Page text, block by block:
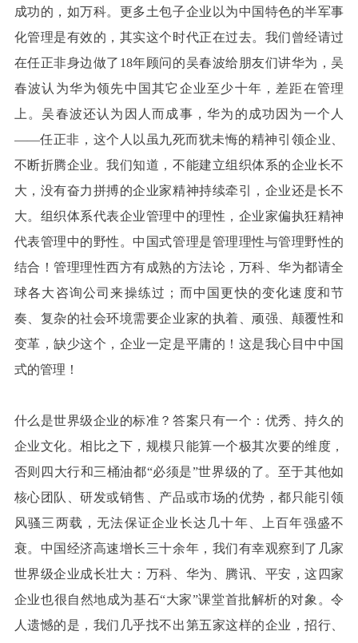
成功的，如万科。更多土包子企业以为中国特色的半军事
化管理是有效的，其实这个时代正在过去。我们曾经请过
在任正非身边做了18年顾问的吴春波给朋友们讲华为，吴
春波认为华为领先中国其它企业至少十年，差距在管理
上。吴春波还认为因人而成事，华为的成功因为一个人
——任正非，这个人以虽九死而犹未悔的精神引领企业、
不断折腾企业。我们知道，不能建立组织体系的企业长不
大，没有奋力拼搏的企业家精神持续牵引，企业还是长不
大。组织体系代表企业管理中的理性，企业家偏执狂精神
代表管理中的野性。中国式管理是管理理性与管理野性的
结合！管理理性西方有成熟的方法论，万科、华为都请全
球各大咨询公司来操练过；而中国更快的变化速度和节
奏、复杂的社会环境需要企业家的执着、顽强、颠覆性和
变革，缺少这个，企业一定是平庸的！这是我心目中中国
式的管理！
什么是世界级企业的标准？答案只有一个：优秀、持久的
企业文化。相比之下，规模只能算一个极其次要的维度，
否则四大行和三桶油都“必须是”世界级的了。至于其他如
核心团队、研发或销售、产品或市场的优势，都只能引领
风骚三两载，无法保证企业长达几十年、上百年强盛不
衰。中国经济高速增长三十余年，我们有幸观察到了几家
世界级企业成长壮大：万科、华为、腾讯、平安，这四家
企业也很自然地成为基石“大家”课堂首批解析的对象。令
人遗憾的是，我们几乎找不出第五家这样的企业，招行、